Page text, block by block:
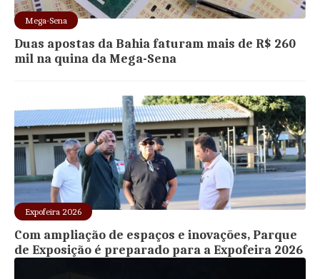
Mega-Sena
Duas apostas da Bahia faturam mais de R$ 260
mil na quina da Mega-Sena
Expofeira 2026
Com ampliação de espaços e inovações, Parque
de Exposição é preparado para a Expofeira 2026